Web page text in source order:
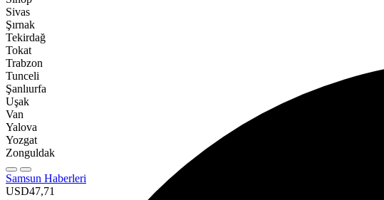
Sivas
Şırnak
Tekirdağ
Tokat
Trabzon
Tunceli
Şanlıurfa
Uşak
Van
Yalova
Yozgat
Zonguldak
Samsun Haberleri
USD47,71